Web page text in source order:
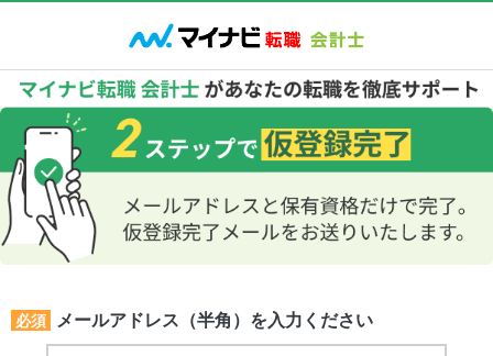
必須 メールアドレス（半角）を入力ください